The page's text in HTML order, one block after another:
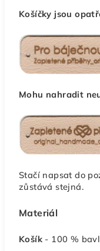
Košíčky jsou
Mohu nahradit
Stačí napsat do
zůstává stejná.
Materiál
Košík - 100 %